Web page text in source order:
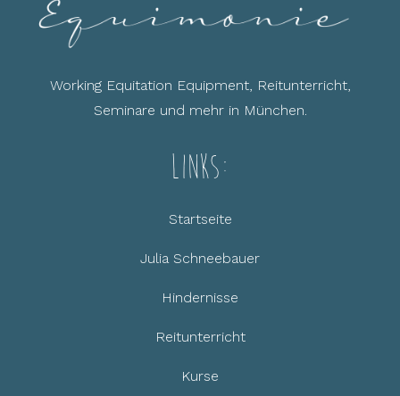
Working Equitation Equipment, Reitunterricht,
Seminare und mehr in München.
Links:
Startseite
Julia Schneebauer
Hindernisse
Reitunterricht
Kurse